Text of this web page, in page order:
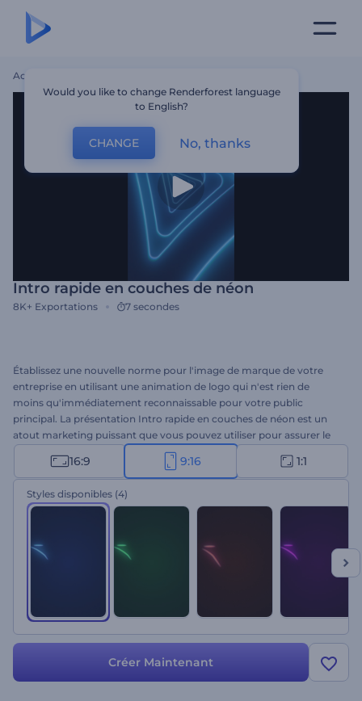
Accueil
Intro rapide en couches de néon
8K+ Exportations 7 secondes
Établissez une nouvelle norme pour l'image de marque de votre
entreprise en utilisant une animation de logo qui n'est rien de
moins qu'immédiatement reconnaissable pour votre public
principal. La présentation Intro rapide en couches de néon est un
atout marketing puissant que vous pouvez utiliser pour assurer le
succès de votre entreprise. Dotée de couches de néons rapides et
dézoomantes, cette intro ne manquera pas d'avoir un impact
exceptionnel sur vos spectateurs et de susciter davantage d'intérêt
pour votre entreprise. Il vous suffit de télécharger votre logo, de
manière professionnelle. Parfaitement adaptée aux introductions
d'entreprises, aux promotions de produits ou de services, aux
16:9 9:16 1:1
Styles disponibles (4)
Créer Maintenant
Would you like to change Renderforest language
to English?
CHANGE No, thanks